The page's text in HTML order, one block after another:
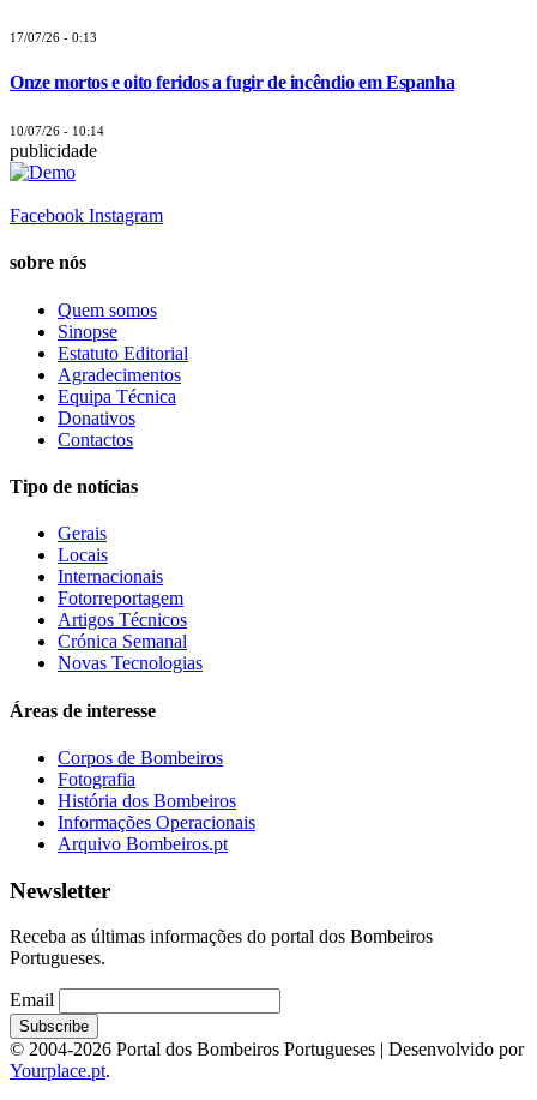
17/07/26 - 0:13
Onze mortos e oito feridos a fugir de incêndio em Espanha
10/07/26 - 10:14
publicidade
Facebook Instagram
sobre nós
Quem somos
Sinopse
Estatuto Editorial
Agradecimentos
Equipa Técnica
Donativos
Contactos
Tipo de notícias
Gerais
Locais
Internacionais
Fotorreportagem
Artigos Técnicos
Crónica Semanal
Novas Tecnologias
Áreas de interesse
Corpos de Bombeiros
Fotografia
História dos Bombeiros
Informações Operacionais
Arquivo Bombeiros.pt
Newsletter
Receba as últimas informações do portal dos Bombeiros
Portugueses.
Email
© 2004-2026 Portal dos Bombeiros Portugueses | Desenvolvido por
Yourplace.pt.